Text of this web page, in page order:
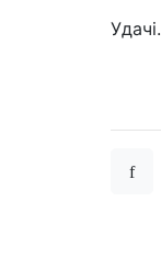
Удачі.